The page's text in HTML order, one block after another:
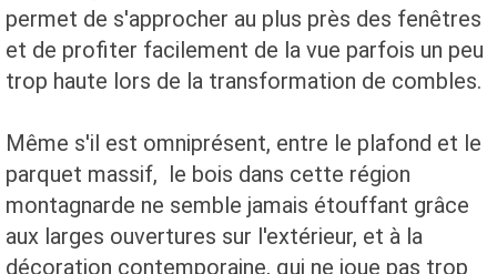
permet de s'approcher au plus près des fenêtres
et de profiter facilement de la vue parfois un peu
trop haute lors de la transformation de combles.
Même s'il est omniprésent, entre le plafond et le
parquet massif, le bois dans cette région
montagnarde ne semble jamais étouffant grâce
aux larges ouvertures sur l'extérieur, et à la
décoration contemporaine, qui ne joue pas trop